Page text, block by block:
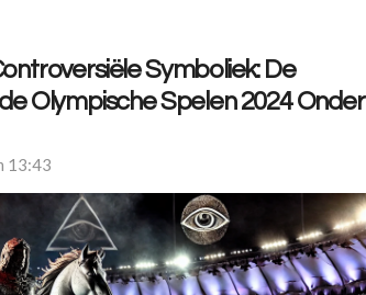
Symboliek: De
Olympische Spelen 2024 Onder
13:43